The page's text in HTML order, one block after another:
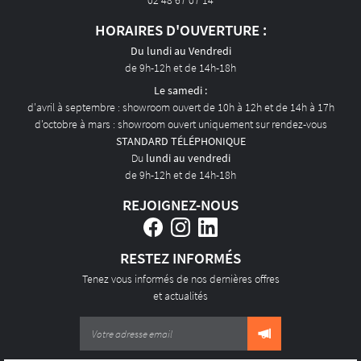
HORAIRES D'OUVERTURE :
Du lundi au Vendredi
de 9h-12h et de 14h-18h
Le samedi :
d'avril à septembre : showroom ouvert de 10h à 12h et de 14h à 17h
d'octobre à mars : showroom ouvert uniquement sur rendez-vous
STANDARD TÉLÉPHONIQUE
Du lundi au vendredi
de 9h-12h et de 14h-18h
REJOIGNEZ-NOUS
RESTEZ INFORMÉS
Tenez vous informés de nos dernières offres
et actualités